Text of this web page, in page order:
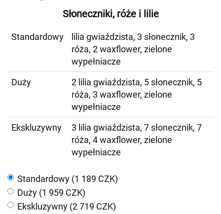
Słoneczniki, róże i lilie
Standardowy
lilia gwiaździsta, 3 słonecznik, 3
róża, 2 waxflower, zielone
wypełniacze
Duży
2 lilia gwiaździsta, 5 słonecznik, 5
róża, 3 waxflower, zielone
wypełniacze
Ekskluzywny
3 lilia gwiaździsta, 7 słonecznik, 7
róża, 4 waxflower, zielone
wypełniacze
Standardowy (1 189 CZK)
Duży (1 959 CZK)
Ekskluzywny (2 719 CZK)